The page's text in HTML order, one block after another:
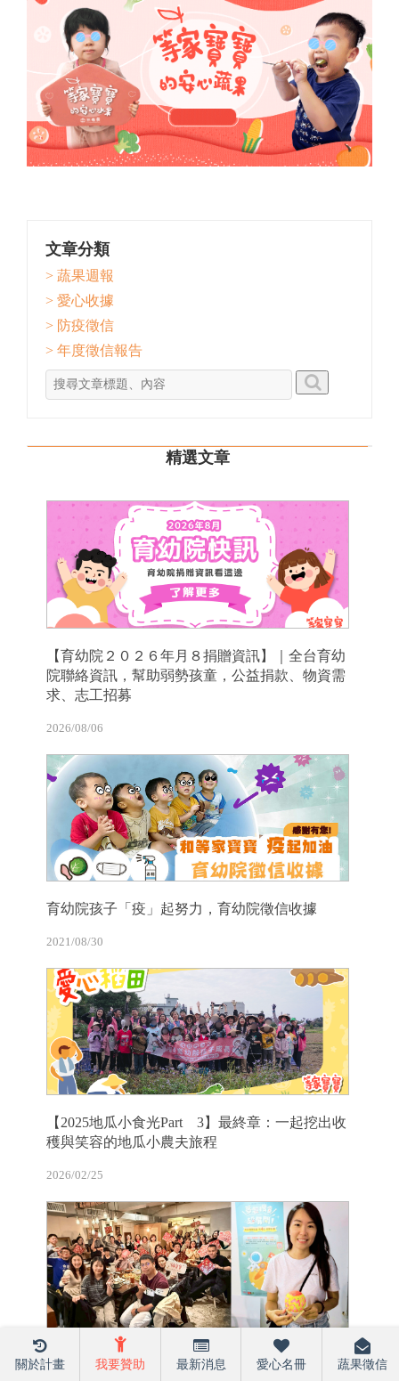
文章分類
> 蔬果週報
> 愛心收據
> 防疫徵信
> 年度徵信報告
精選文章
【育幼院２０２６年月８捐贈資訊】｜全台育幼
院聯絡資訊，幫助弱勢孩童，公益捐款、物資需
求、志工招募
2026/08/06
育幼院孩子「疫」起努力，育幼院徵信收據
2021/08/30
【2025地瓜小食光Part 3】最終章：一起挖出收
穫與笑容的地瓜小農夫旅程
2026/02/25
【志工專訪】成為那個引導孩子說出心聲的人：
詩晴的志工旅程
關於計畫 我要贊助 最新消息 愛心名冊 蔬果徵信